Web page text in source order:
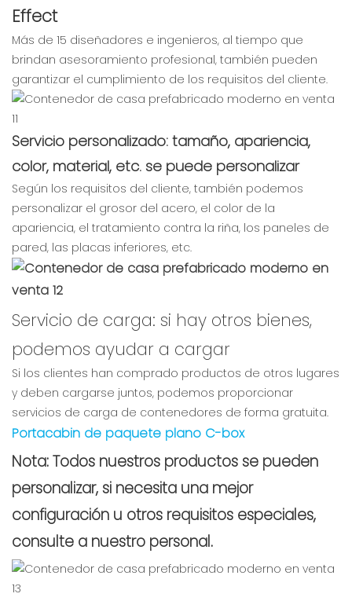
Effect
Más de 15 diseñadores e ingenieros, al tiempo que
brindan asesoramiento profesional, también pueden
garantizar el cumplimiento de los requisitos del cliente.
Servicio personalizado: tamaño, apariencia,
color, material, etc. se puede personalizar
Según los requisitos del cliente, también podemos
personalizar el grosor del acero, el color de la
apariencia, el tratamiento contra la riña, los paneles de
pared, las placas inferiores, etc.
Servicio de carga: si hay otros bienes,
podemos ayudar a cargar
Si los clientes han comprado productos de otros lugares
y deben cargarse juntos, podemos proporcionar
servicios de carga de contenedores de forma gratuita.
Portacabin de paquete plano C-box
Nota: Todos nuestros productos se pueden
personalizar, si necesita una mejor
configuración u otros requisitos especiales,
consulte a nuestro personal.